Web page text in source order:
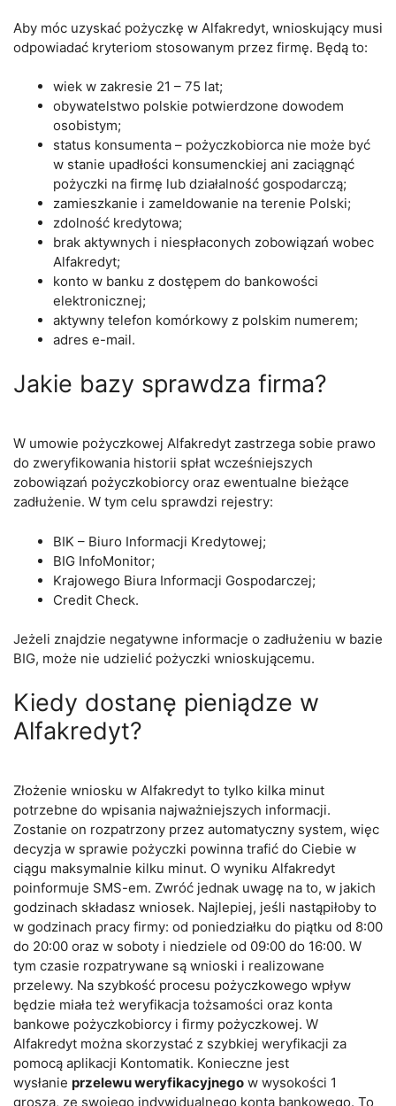
Aby móc uzyskać pożyczkę w Alfakredyt, wnioskujący musi
odpowiadać kryteriom stosowanym przez firmę. Będą to:
wiek w zakresie 21 – 75 lat;
obywatelstwo polskie potwierdzone dowodem
osobistym;
status konsumenta – pożyczkobiorca nie może być
w stanie upadłości konsumenckiej ani zaciągnąć
pożyczki na firmę lub działalność gospodarczą;
zamieszkanie i zameldowanie na terenie Polski;
zdolność kredytowa;
brak aktywnych i niespłaconych zobowiązań wobec
Alfakredyt;
konto w banku z dostępem do bankowości
elektronicznej;
aktywny telefon komórkowy z polskim numerem;
adres e-mail.
Jakie bazy sprawdza firma?
W umowie pożyczkowej Alfakredyt zastrzega sobie prawo
do zweryfikowania historii spłat wcześniejszych
zobowiązań pożyczkobiorcy oraz ewentualne bieżące
zadłużenie. W tym celu sprawdzi rejestry:
BIK – Biuro Informacji Kredytowej;
BIG InfoMonitor;
Krajowego Biura Informacji Gospodarczej;
Credit Check.
Jeżeli znajdzie negatywne informacje o zadłużeniu w bazie
BIG, może nie udzielić pożyczki wnioskującemu.
Kiedy dostanę pieniądze w
Alfakredyt?
Złożenie wniosku w Alfakredyt to tylko kilka minut
potrzebne do wpisania najważniejszych informacji.
Zostanie on rozpatrzony przez automatyczny system, więc
decyzja w sprawie pożyczki powinna trafić do Ciebie w
ciągu maksymalnie kilku minut. O wyniku Alfakredyt
poinformuje SMS-em. Zwróć jednak uwagę na to, w jakich
godzinach składasz wniosek. Najlepiej, jeśli nastąpiłoby to
w godzinach pracy firmy: od poniedziałku do piątku od 8:00
do 20:00 oraz w soboty i niedziele od 09:00 do 16:00. W
tym czasie rozpatrywane są wnioski i realizowane
przelewy. Na szybkość procesu pożyczkowego wpływ
będzie miała też weryfikacja tożsamości oraz konta
bankowe pożyczkobiorcy i firmy pożyczkowej. W
Alfakredyt można skorzystać z szybkiej weryfikacji za
pomocą aplikacji Kontomatik. Konieczne jest
wysłanie przelewu weryfikacyjnego w wysokości 1
grosza, ze swojego indywidualnego konta bankowego. To